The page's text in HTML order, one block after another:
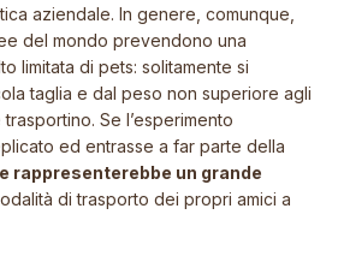
aziendale. In genere, comunque,
del mondo prevendono una
limitata di pets: solitamente si
taglia e dal peso non superiore agli
Se l’esperimento
ed entrasse a far parte della
rappresenterebbe un grande
di trasporto dei propri amici a